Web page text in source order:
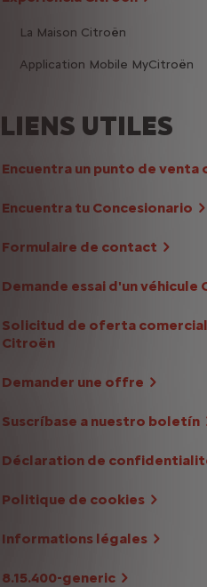
La Maison Citroën
Application Mobile MyCitroën
LIENS UTILES
Encuentra un punto de
Encuentra tu Concesionario
Formulaire de contact
Demande essai d'un véhicule
Solicitud de oferta
Citroën
Demander une offre
Suscríbase a nuestro boletín
Déclaration de
Politique de cookies
Informations légales
8.15.400-generic